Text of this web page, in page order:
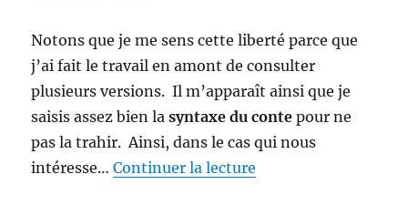
Notons que je me sens cette liberté parce que
j’ai fait le travail en amont de consulter
plusieurs versions. Il m’apparaît ainsi que je
saisis assez bien lasyntaxe du conte pour ne
pas la trahir. Ainsi, dans le cas qui nous
intéresse…Continuer la lecture